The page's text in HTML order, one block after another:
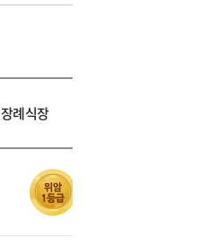
장례식장
위암 치료 5회 연속
적정성평가 1등급